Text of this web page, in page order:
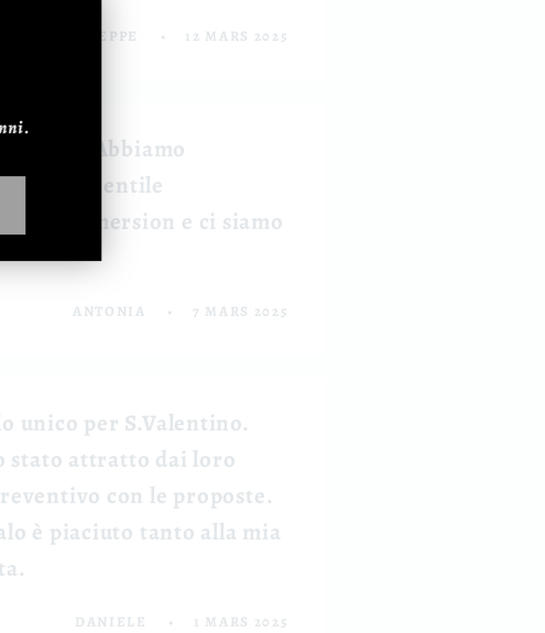
GIUSEPPE 12 MARS 2025
Abbiamo
e gentile
Full Immersion e ci siamo
ANTONIA 7 MARS 2025
unico per S.Valentino.
stato attratto dai loro
con le proposte.
è piaciuto tanto alla mia
DANIELE 1 MARS 2025